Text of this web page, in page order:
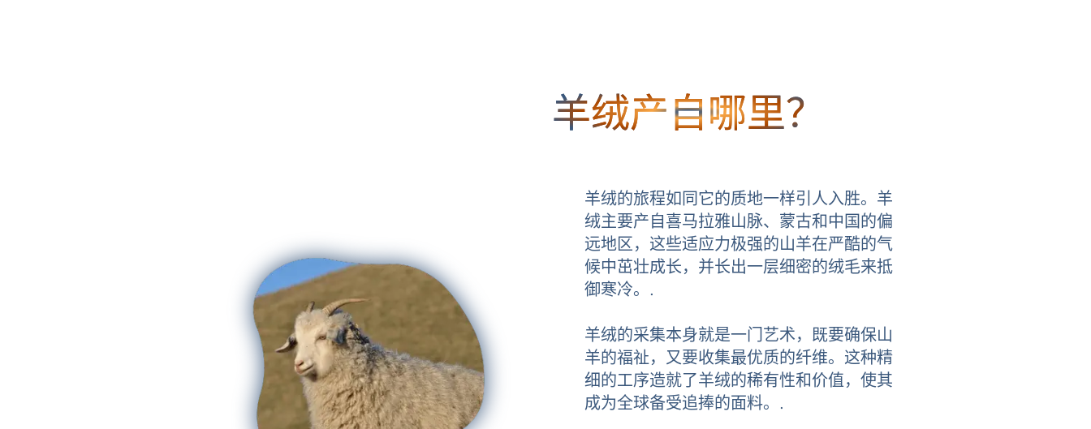
羊绒产自哪里？
羊绒的旅程如同它的质地一样引人入胜。羊
绒主要产自喜马拉雅山脉、蒙古和中国的偏
远地区，这些适应力极强的山羊在严酷的气
候中茁壮成长，并长出一层细密的绒毛来抵
御寒冷。.
羊绒的采集本身就是一门艺术，既要确保山
羊的福祉，又要收集最优质的纤维。这种精
细的工序造就了羊绒的稀有性和价值，使其
成为全球备受追捧的面料。.